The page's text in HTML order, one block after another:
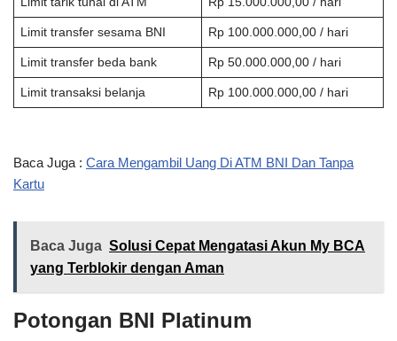
Limit transfer sesama BNI Rp 100.000.000,00 / hari
Limit transfer beda bank Rp 50.000.000,00 / hari
Limit transaksi belanja Rp 100.000.000,00 / hari
Baca Juga : Cara Mengambil Uang Di ATM BNI Dan Tanpa
Kartu
Baca Juga Solusi Cepat Mengatasi Akun My BCA
yang Terblokir dengan Aman
Potongan BNI Platinum